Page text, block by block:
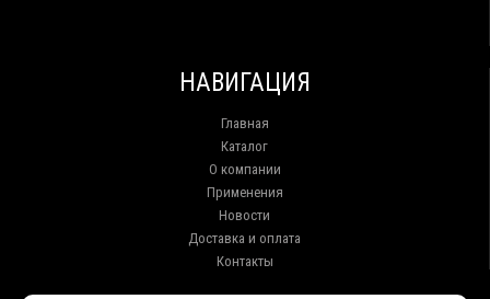
НАВИГАЦИЯ
Главная
Каталог
О компании
Применения
Новости
Доставка и оплата
Контакты